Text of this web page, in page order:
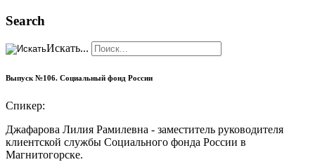
Search
Искать...
Выпуск №106. Социальный фонд России
Спикер:
Джафарова Лилия Рамилевна - заместитель руководителя
клиентской службы Социального фонда России в
Магнитогорске.